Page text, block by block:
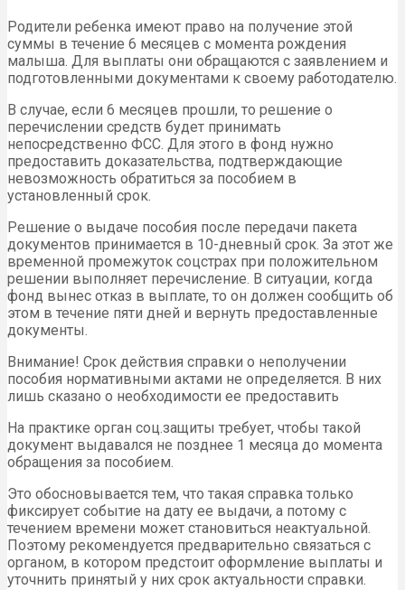
Родители ребенка имеют право на получение этой
суммы в течение 6 месяцев с момента рождения
малыша. Для выплаты они обращаются с заявлением и
подготовленными документами к своему работодателю.
В случае, если 6 месяцев прошли, то решение о
перечислении средств будет принимать
непосредственно ФСС. Для этого в фонд нужно
предоставить доказательства, подтверждающие
невозможность обратиться за пособием в
установленный срок.
Решение о выдаче пособия после передачи пакета
документов принимается в 10-дневный срок. За этот же
временной промежуток соцстрах при положительном
решении выполняет перечисление. В ситуации, когда
фонд вынес отказ в выплате, то он должен сообщить об
этом в течение пяти дней и вернуть предоставленные
документы.
Внимание! Срок действия справки о неполучении
пособия нормативными актами не определяется. В них
лишь сказано о необходимости ее предоставить
На практике орган соц.защиты требует, чтобы такой
документ выдавался не позднее 1 месяца до момента
обращения за пособием.
Это обосновывается тем, что такая справка только
фиксирует событие на дату ее выдачи, а потому с
течением времени может становиться неактуальной.
Поэтому рекомендуется предварительно связаться с
органом, в котором предстоит оформление выплаты и
уточнить принятый у них срок актуальности справки.